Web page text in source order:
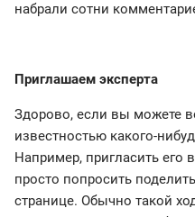
набрали сотни
Приглашаем эксперта
Здорово, если вы можете
известностью какого-
Например, пригласить его
просто попросить
странице. Обычно такой